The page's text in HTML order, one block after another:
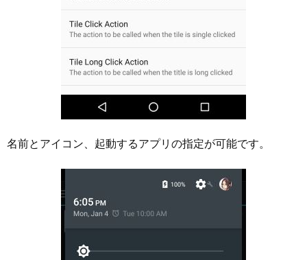
名前とアイコン、起動するアプリの指定が可能です。